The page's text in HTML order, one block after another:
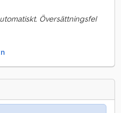
Översättningsfel